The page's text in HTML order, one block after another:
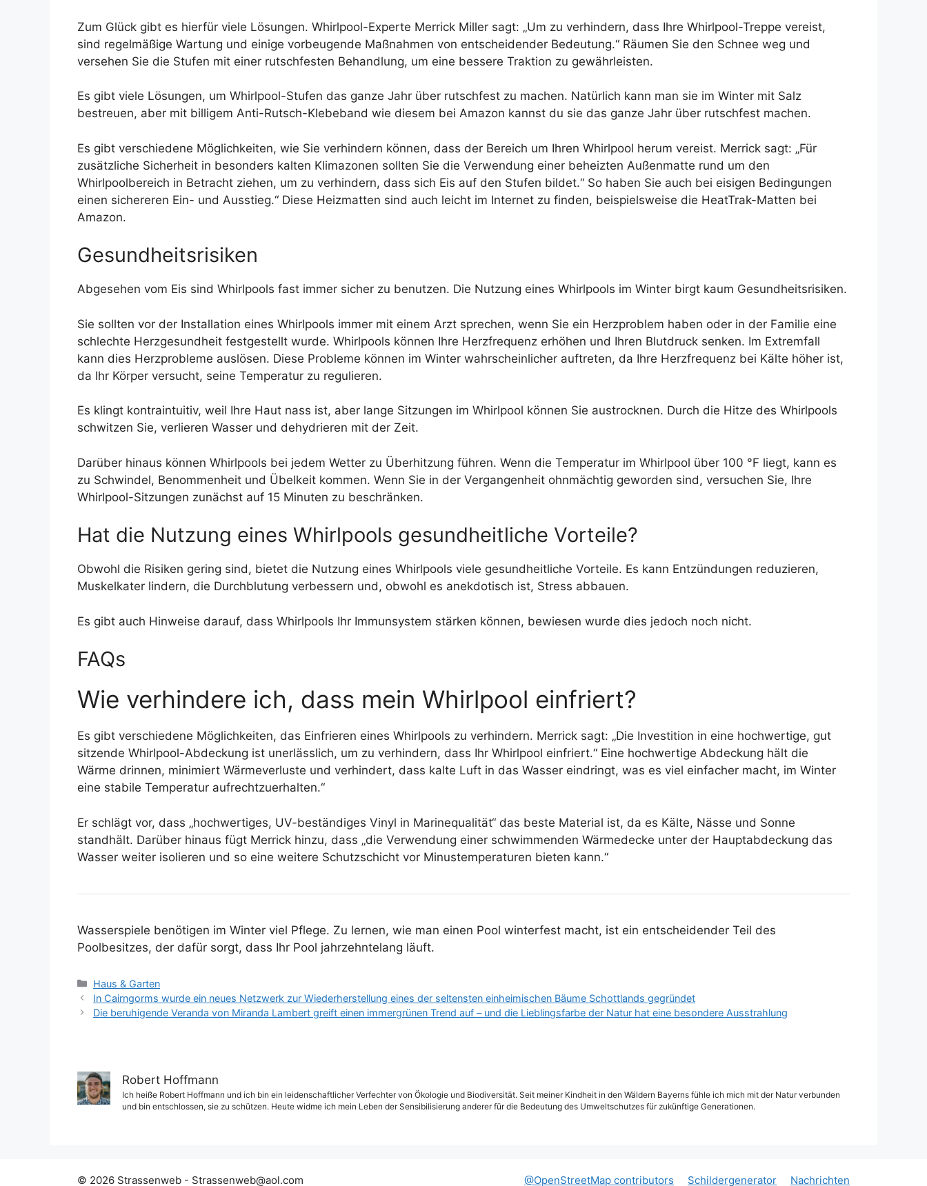
Zum Glück gibt es hierfür viele Lösungen. Whirlpool-Experte Merrick Miller sagt: „Um zu verhindern, dass Ihre Whirlpool-Treppe vereist,
sind regelmäßige Wartung und einige vorbeugende Maßnahmen von entscheidender Bedeutung.“ Räumen Sie den Schnee weg und
versehen Sie die Stufen mit einer rutschfesten Behandlung, um eine bessere Traktion zu gewährleisten.
Es gibt viele Lösungen, um Whirlpool-Stufen das ganze Jahr über rutschfest zu machen. Natürlich kann man sie im Winter mit Salz
bestreuen, aber mit billigem Anti-Rutsch-Klebeband wie diesem bei Amazon kannst du sie das ganze Jahr über rutschfest machen.
Es gibt verschiedene Möglichkeiten, wie Sie verhindern können, dass der Bereich um Ihren Whirlpool herum vereist. Merrick sagt: „Für
zusätzliche Sicherheit in besonders kalten Klimazonen sollten Sie die Verwendung einer beheizten Außenmatte rund um den
Whirlpoolbereich in Betracht ziehen, um zu verhindern, dass sich Eis auf den Stufen bildet.“ So haben Sie auch bei eisigen Bedingungen
einen sichereren Ein- und Ausstieg.“ Diese Heizmatten sind auch leicht im Internet zu finden, beispielsweise die HeatTrak-Matten bei
Amazon.
Gesundheitsrisiken
Abgesehen vom Eis sind Whirlpools fast immer sicher zu benutzen. Die Nutzung eines Whirlpools im Winter birgt kaum Gesundheitsrisiken.
Sie sollten vor der Installation eines Whirlpools immer mit einem Arzt sprechen, wenn Sie ein Herzproblem haben oder in der Familie eine
schlechte Herzgesundheit festgestellt wurde. Whirlpools können Ihre Herzfrequenz erhöhen und Ihren Blutdruck senken. Im Extremfall
kann dies Herzprobleme auslösen. Diese Probleme können im Winter wahrscheinlicher auftreten, da Ihre Herzfrequenz bei Kälte höher ist,
da Ihr Körper versucht, seine Temperatur zu regulieren.
Es klingt kontraintuitiv, weil Ihre Haut nass ist, aber lange Sitzungen im Whirlpool können Sie austrocknen. Durch die Hitze des Whirlpools
schwitzen Sie, verlieren Wasser und dehydrieren mit der Zeit.
Darüber hinaus können Whirlpools bei jedem Wetter zu Überhitzung führen. Wenn die Temperatur im Whirlpool über 100 °F liegt, kann es
zu Schwindel, Benommenheit und Übelkeit kommen. Wenn Sie in der Vergangenheit ohnmächtig geworden sind, versuchen Sie, Ihre
Whirlpool-Sitzungen zunächst auf 15 Minuten zu beschränken.
Hat die Nutzung eines Whirlpools gesundheitliche Vorteile?
Obwohl die Risiken gering sind, bietet die Nutzung eines Whirlpools viele gesundheitliche Vorteile. Es kann Entzündungen reduzieren,
Muskelkater lindern, die Durchblutung verbessern und, obwohl es anekdotisch ist, Stress abbauen.
Es gibt auch Hinweise darauf, dass Whirlpools Ihr Immunsystem stärken können, bewiesen wurde dies jedoch noch nicht.
FAQs
Wie verhindere ich, dass mein Whirlpool einfriert?
Es gibt verschiedene Möglichkeiten, das Einfrieren eines Whirlpools zu verhindern. Merrick sagt: „Die Investition in eine hochwertige, gut
sitzende Whirlpool-Abdeckung ist unerlässlich, um zu verhindern, dass Ihr Whirlpool einfriert.“ Eine hochwertige Abdeckung hält die
Wärme drinnen, minimiert Wärmeverluste und verhindert, dass kalte Luft in das Wasser eindringt, was es viel einfacher macht, im Winter
eine stabile Temperatur aufrechtzuerhalten.“
Er schlägt vor, dass „hochwertiges, UV-beständiges Vinyl in Marinequalität“ das beste Material ist, da es Kälte, Nässe und Sonne
standhält. Darüber hinaus fügt Merrick hinzu, dass „die Verwendung einer schwimmenden Wärmedecke unter der Hauptabdeckung das
Wasser weiter isolieren und so eine weitere Schutzschicht vor Minustemperaturen bieten kann.“
Wasserspiele benötigen im Winter viel Pflege. Zu lernen, wie man einen Pool winterfest macht, ist ein entscheidender Teil des
Poolbesitzes, der dafür sorgt, dass Ihr Pool jahrzehntelang läuft.
Kategorien
Haus & Garten
In Cairngorms wurde ein neues Netzwerk zur Wiederherstellung eines der seltensten einheimischen Bäume Schottlands gegründet
Die beruhigende Veranda von Miranda Lambert greift einen immergrünen Trend auf – und die Lieblingsfarbe der Natur hat eine besondere Ausstrahlung
Robert Hoffmann
Ich heiße Robert Hoffmann und ich bin ein leidenschaftlicher Verfechter von Ökologie und Biodiversität. Seit meiner Kindheit in den Wäldern Bayerns fühle ich mich mit der Natur verbunden
und bin entschlossen, sie zu schützen. Heute widme ich mein Leben der Sensibilisierung anderer für die Bedeutung des Umweltschutzes für zukünftige Generationen.
@OpenStreetMap contributors Schildergenerator Nachrichten
© 2026 Strassenweb - Strassenweb@aol.com